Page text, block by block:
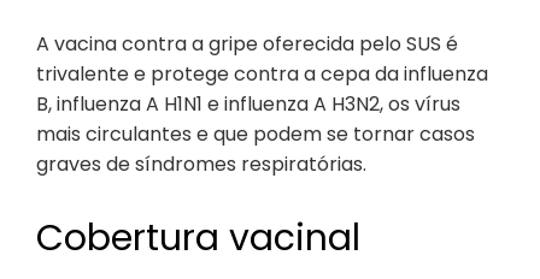
A vacina contra a gripe oferecida pelo SUS é
trivalente e protege contra a cepa da influenza
B, influenza A H1N1 e influenza A H3N2, os vírus
mais circulantes e que podem se tornar casos
graves de síndromes respiratórias.
Cobertura vacinal